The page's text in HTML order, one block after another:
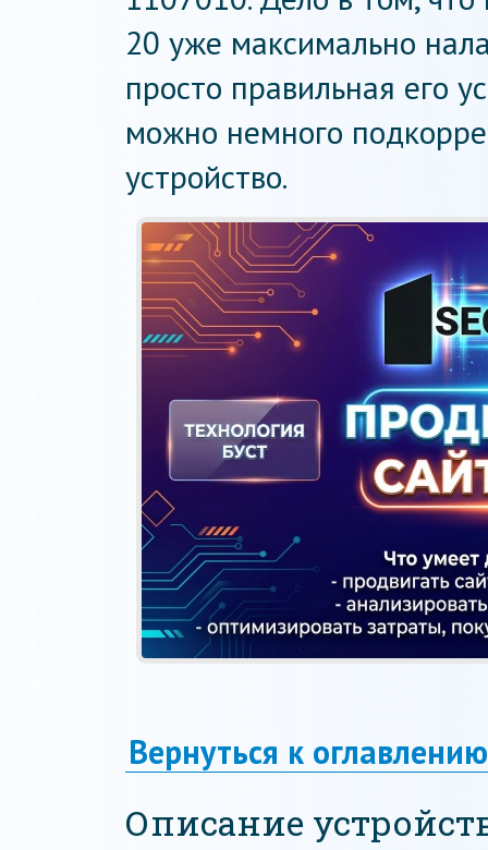
20 уже максимально
просто правильная его
можно немного
устройство.
Вернуться к оглавлению
Описание